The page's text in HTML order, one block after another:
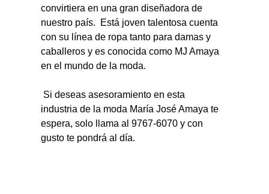
convirtiera en una gran diseñadora de
nuestro país.  Está joven talentosa cuenta
con su línea de ropa tanto para damas y
caballeros y es conocida como MJ Amaya
en el mundo de la moda.
Si deseas asesoramiento en esta
industria de la moda María José Amaya te
espera, solo llama al 9767-6070 y con
gusto te pondrá al día.